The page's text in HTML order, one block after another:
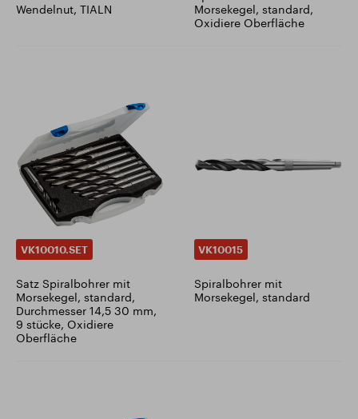
Wendelnut, TIALN
Morsekegel, standard,
Oxidiere Oberfläche
VK10010.SET
Satz Spiralbohrer mit
Morsekegel, standard,
Durchmesser 14,5 30 mm,
9 stücke, Oxidiere
Oberfläche
VK10015
Spiralbohrer mit
Morsekegel, standard